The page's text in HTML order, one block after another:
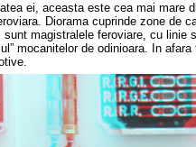
ei, aceasta este cea mai
Diorama cuprinde zone de
magistralele feroviare, cu
mocanitelor de odinioara. In